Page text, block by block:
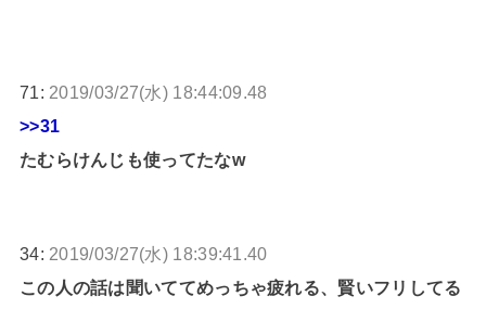
71: 2019/03/27(水) 18:44:09.48
>>31
たむらけんじも使ってたなw
34: 2019/03/27(水) 18:39:41.40
この人の話は聞いててめっちゃ疲れる、賢いフリしてる